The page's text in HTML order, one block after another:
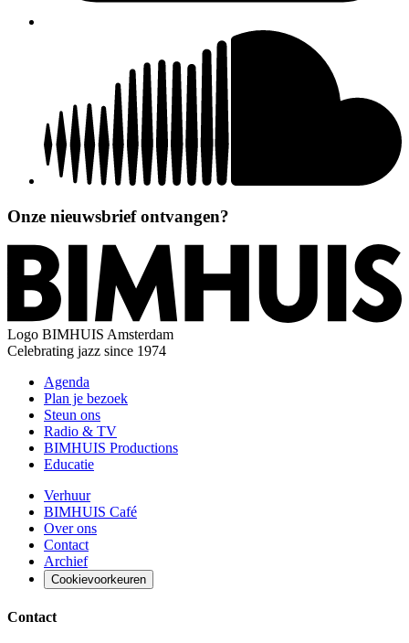
Onze nieuwsbrief ontvangen?
Logo BIMHUIS Amsterdam
Celebrating jazz since 1974
Agenda
Plan je bezoek
Steun ons
Radio & TV
BIMHUIS Productions
Educatie
Verhuur
BIMHUIS Café
Over ons
Contact
Archief
Cookievoorkeuren
Contact